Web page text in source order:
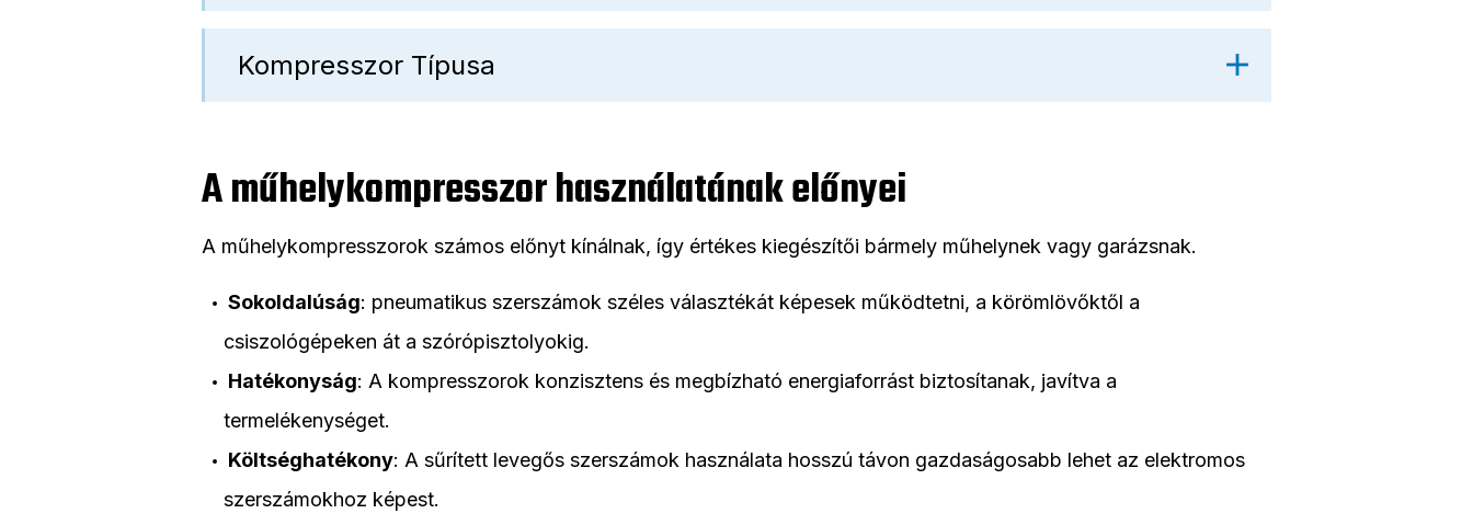
Kompresszor Típusa
A műhelykompresszor használatának előnyei
A műhelykompresszorok számos előnyt kínálnak, így értékes kiegészítői bármely műhelynek vagy garázsnak.
Sokoldalúság: pneumatikus szerszámok széles választékát képesek működtetni, a körömlövőktől a
csiszológépeken át a szórópisztolyokig.
Hatékonyság: A kompresszorok konzisztens és megbízható energiaforrást biztosítanak, javítva a
termelékenységet.
Költséghatékony: A sűrített levegős szerszámok használata hosszú távon gazdaságosabb lehet az elektromos
szerszámokhoz képest.